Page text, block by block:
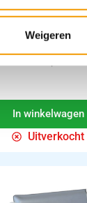
Weigeren
In winkelwagen
Uitverkocht